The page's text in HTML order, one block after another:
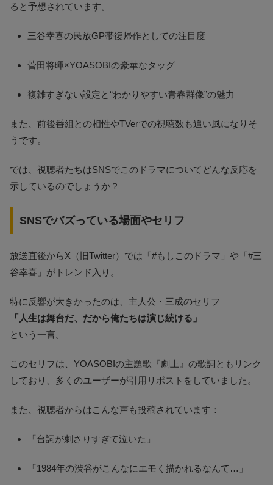
ると予想されています。
三谷幸喜の民放GP帯復帰作としての注目度
菅田将暉×YOASOBIの豪華なタッグ
複雑すぎない設定と“わかりやすい青春群像”の魅力
また、前後番組との相性やTVerでの視聴数も追い風になりそ
うです。
では、視聴者たちはSNSでこのドラマについてどんな反応を
示しているのでしょうか？
SNSでバズっている場面やセリフ
放送直後からX（旧Twitter）では「#もしこのドラマ」や「#三
谷幸喜」がトレンド入り。
特に反響が大きかったのは、主人公・三成のセリフ
「人生は舞台だ、だから俺たちは演じ続ける」
という一言。
このセリフは、YOASOBIの主題歌『劇上』の歌詞ともリンク
しており、多くのユーザーが引用リポストをしていました。
また、視聴者からはこんな声も投稿されています：
「台詞が刺さりすぎて泣いた」
「1984年の渋谷がこんなにエモく描かれるなんて…」